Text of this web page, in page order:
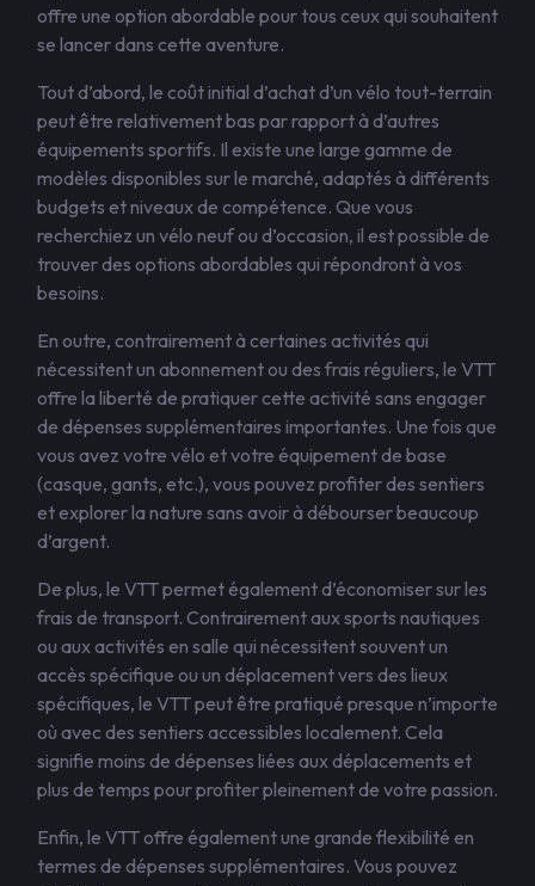
offre une option abordable pour tous ceux qui souhaitent
se lancer dans cette aventure.
Tout d’abord, le coût initial d’achat d’un vélo tout-terrain
peut être relativement bas par rapport à d’autres
équipements sportifs. Il existe une large gamme de
modèles disponibles sur le marché, adaptés à différents
budgets et niveaux de compétence. Que vous
recherchiez un vélo neuf ou d’occasion, il est possible de
trouver des options abordables qui répondront à vos
besoins.
En outre, contrairement à certaines activités qui
nécessitent un abonnement ou des frais réguliers, le VTT
offre la liberté de pratiquer cette activité sans engager
de dépenses supplémentaires importantes. Une fois que
vous avez votre vélo et votre équipement de base
(casque, gants, etc.), vous pouvez profiter des sentiers
et explorer la nature sans avoir à débourser beaucoup
d’argent.
De plus, le VTT permet également d’économiser sur les
frais de transport. Contrairement aux sports nautiques
ou aux activités en salle qui nécessitent souvent un
accès spécifique ou un déplacement vers des lieux
spécifiques, le VTT peut être pratiqué presque n’importe
où avec des sentiers accessibles localement. Cela
signifie moins de dépenses liées aux déplacements et
plus de temps pour profiter pleinement de votre passion.
Enfin, le VTT offre également une grande flexibilité en
termes de dépenses supplémentaires. Vous pouvez